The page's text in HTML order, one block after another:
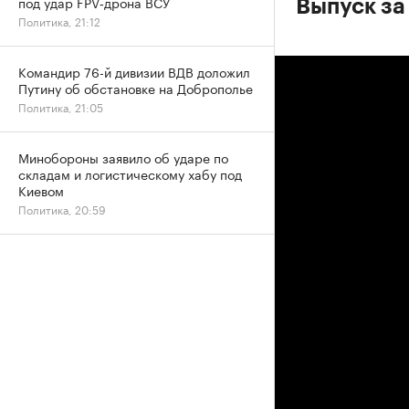
Выпуск
Политика, 21:12
Командир 76-й дивизии ВДВ доложил
Путину об обстановке на Доброполье
Политика, 21:05
Минобороны заявило об ударе по
складам и логистическому хабу под
Киевом
Политика, 20:59